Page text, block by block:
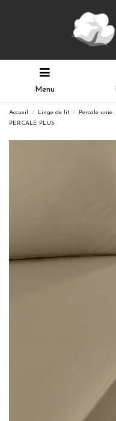
Menu
Accueil Linge de lit Percale unie
PERCALE PLUS